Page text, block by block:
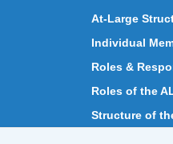
At-Large
Individual
Roles &
Roles of the
Structure of